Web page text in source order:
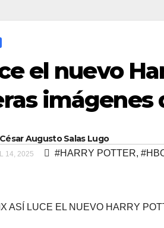
el nuevo
imágenes
César Augusto Salas Lugo
14, 2025 #HARRY POTTER,
ASÍ LUCE EL NUEVO HARRY